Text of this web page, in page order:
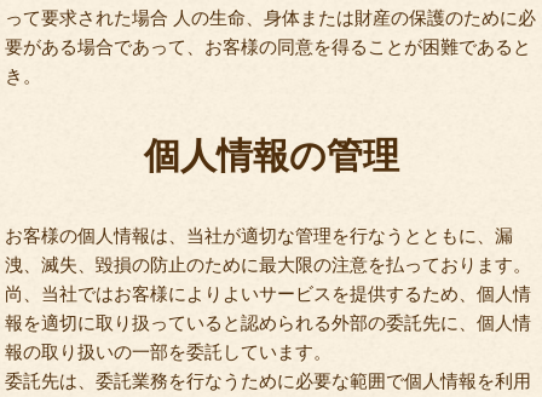
って要求された場合 人の生命、身体または財産の保護のために必
要がある場合であって、お客様の同意を得ることが困難であると
き。
個人情報の管理
お客様の個人情報は、当社が適切な管理を行なうとともに、漏
洩、滅失、毀損の防止のために最大限の注意を払っております。
尚、当社ではお客様によりよいサービスを提供するため、個人情
報を適切に取り扱っていると認められる外部の委託先に、個人情
報の取り扱いの一部を委託しています。
委託先は、委託業務を行なうために必要な範囲で個人情報を利用